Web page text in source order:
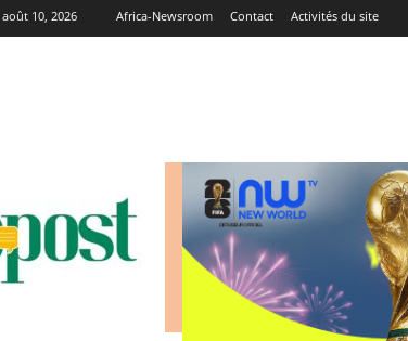
10, 2026 Africa-Newsroom Contact Activités du site